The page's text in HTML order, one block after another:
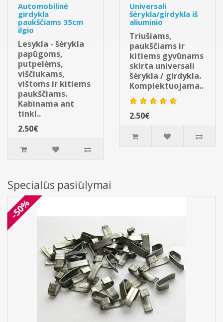
Automobilinė
girdykla
paukščiams 35cm
ilgio
Lesykla - šėrykla
papūgoms,
putpelėms,
viščiukams,
vištoms ir kitiems
paukščiams.
Kabinama ant
tinkl..
2.50€
Universali
šėrykla/girdykla iš
aliuminio
Triušiams,
paukščiams ir
kitiems gyvūnams
skirta universali
šėrykla / girdykla.
Komplektuojama..
2.50€
Specialūs pasiūlymai
-50%